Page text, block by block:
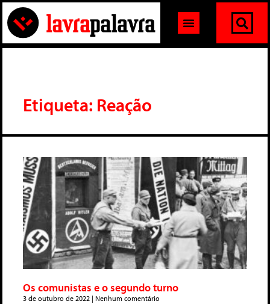
Etiqueta: Reação
Os comunistas e o segundo turno
3 de outubro de 2022 Nenhum comentário